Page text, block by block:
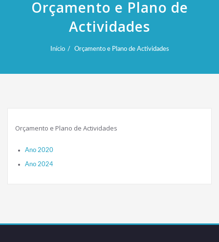
Orçamento e Plano de
Actividades
Início Orçamento e Plano de Actividades
Orçamento e Plano de Actividades
Ano 2020
Ano 2024